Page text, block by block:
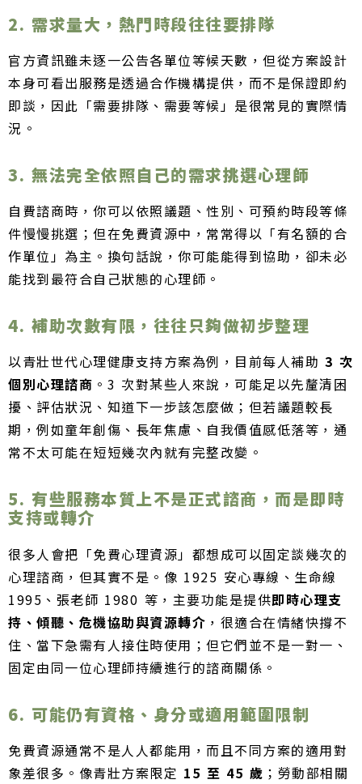
2. 需求量大，熱門時段往往要排隊
官方資訊雖未逐一公告各單位等候天數，但從方案設計
本身可看出服務是透過合作機構提供，而不是保證即約
即談，因此「需要排隊、需要等候」是很常見的實際情
況。
3. 無法完全依照自己的需求挑選心理師
自費諮商時，你可以依照議題、性別、可預約時段等條
件慢慢挑選；但在免費資源中，常常得以「有名額的合
作單位」為主。換句話說，你可能能得到協助，卻未必
能找到最符合自己狀態的心理師。
4. 補助次數有限，往往只夠做初步整理
以青壯世代心理健康支持方案為例，目前每人補助3 次
個別心理諮商 。3 次對某些人來說，可能足以先釐清困
擾、評估狀況、知道下一步該怎麼做；但若議題較長
期，例如童年創傷、長年焦慮、自我價值感低落等，通
常不太可能在短短幾次內就有完整改變。
5. 有些服務本質上不是正式諮商，而是即時
支持或轉介
很多人會把「免費心理資源」都想成可以固定談幾次的
心理諮商，但其實不是。像 1925 安心專線、生命線
1995、張老師 1980 等，主要功能是提供即時心理支
持、傾聽、危機協助與資源轉介 ，很適合在情緒快撐不
住、當下急需有人接住時使用；但它們並不是一對一、
固定由同一位心理師持續進行的諮商關係。
6. 可能仍有資格、身分或適用範圍限制
免費資源通常不是人人都能用，而且不同方案的適用對
象差很多。像青壯方案限定 15 至 45 歲 ；勞動部相關